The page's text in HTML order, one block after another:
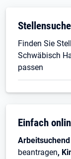
Finden Sie
Schwäbisch
passen
Einfach
Arbeitsuchend
beantragen,